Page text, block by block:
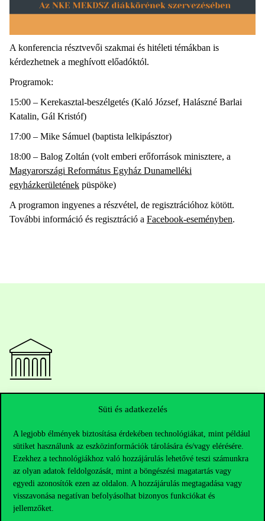
Süti és adatkezelés
A legjobb élmények biztosítása érdekében technológiákat, mint például
sütiket használunk az eszközinformációk tárolására és/vagy elérésére.
Ezekhez a technológiákhoz való hozzájárulás lehetővé teszi számunkra
az olyan adatok feldolgozását, mint a böngészési magatartás vagy
egyedi azonosítók ezen az oldalon. A hozzájárulás megtagadása vagy
visszavonása negatívan befolyásolhat bizonyos funkciókat és
jellemzőket.
A konferencia résztvevői szakmai és hitéleti témákban is
kérdezhetnek a meghívott előadóktól.
Programok:
15:00 – Kerekasztal-beszélgetés (Kaló József, Halászné Barlai
Katalin, Gál Kristóf)
17:00 – Mike Sámuel (baptista lelkipásztor)
18:00 – Balog Zoltán (volt emberi erőforrások minisztere, a
Magyarországi Református Egyház Dunamelléki
egyházkerületének püspöke)
A programon ingyenes a részvétel, de regisztrációhoz kötött.
További információ és regisztráció a Facebook-eseményben.
Telefonszám:+36 1 482 5000
Kérdésed van a felvételivel kapcsolatban?
Oktatói elérhetőségek